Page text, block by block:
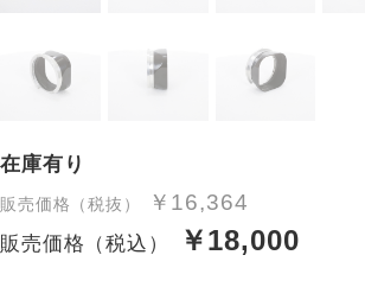
在庫有り
販売価格（税抜） ￥16,364
販売価格（税込） ￥18,000